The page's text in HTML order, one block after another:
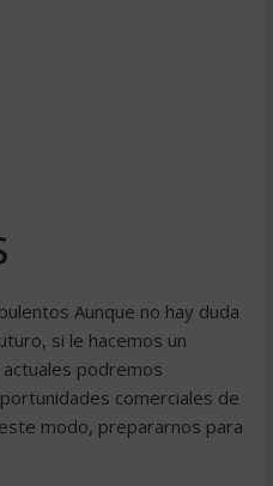
Aunque no hay duda
si le hacemos un
podremos
comerciales de
modo, prepararnos para